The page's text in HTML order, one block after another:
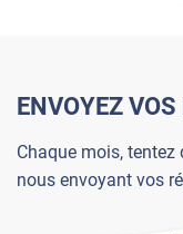
ENVOYEZ
Chaque mois,
nous envoyant vos